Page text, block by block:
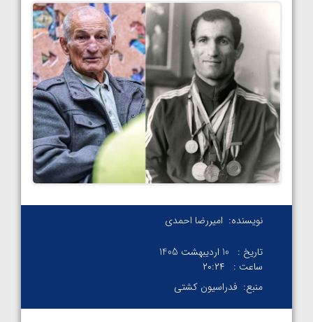
نویسنده: امیررضا احمدی
تاریخ :
10 اردیبهشت 1405
ساعت :
۲۰:۲۴
منبع: فدراسیون کشتی